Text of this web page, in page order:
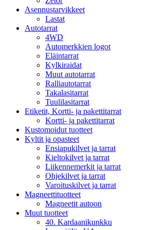
Asennustarvikkeet
Lastat
Autotarrat
4WD
Automerkkien logot
Eläintarrat
Kylkiraidat
Muut autotarrat
Ralliautotarrat
Takalasitarrat
Tuulilasitarrat
Etiketit, Kortti- ja pakettitarrat
Kortti- ja pakettitarrat
Kustomoidut tuotteet
Kyltit ja opasteet
Ensiapukilvet ja tarrat
Kieltokilvet ja tarrat
Liikennemerkit ja tarrat
Ohjekilvet ja tarrat
Varoituskilvet ja tarrat
Magneettituotteet
Magneetit autoon
Muut tuotteet
40. Kardaanikunkku